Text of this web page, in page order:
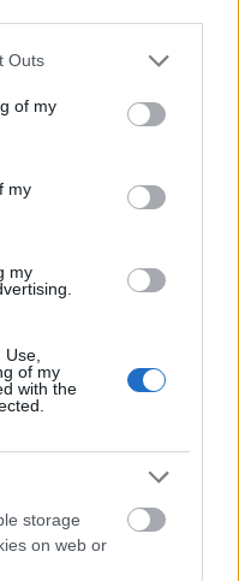
one or more Google
You may click to
its third-party tags to
in below Google
Outs
of my
my
my
of my
with the
storage
on web or
magazin
így kellett
kevés olyan
ennyire
minden
utánuk
hogy a
is rendre
Destructionig.
nélküli évek
beszámol a
körülményeiről
mindenkit,
a szempontból. A
módon –
lepődik meg
a mai napig jó
az oldalakon